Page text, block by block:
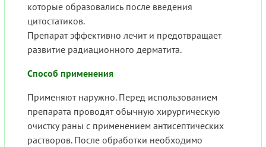
которые образовались после введения
цитостатиков.
Препарат эффективно лечит и предотвращает
развитие радиационного дерматита.
Способ применения
Применяют наружно. Перед использованием
препарата проводят обычную хирургическую
очистку раны с применением антисептических
растворов. После обработки необходимо